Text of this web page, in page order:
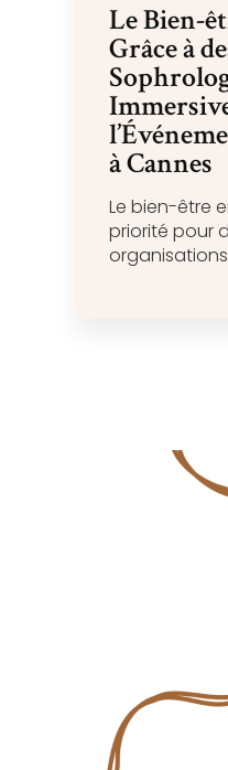
Le Bien-
Grâce à
à Cannes
Le bien-être
priorité pour